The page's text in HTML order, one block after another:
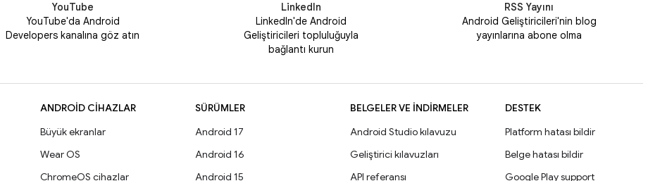
YouTube
YouTube'da Android
Developers kanalına göz atın
LinkedIn
LinkedIn'de Android
Geliştiricileri topluluğuyla
bağlantı kurun
RSS Yayını
Android Geliştiricileri'nin blog
yayınlarına abone olma
ANDROID CIHAZLAR
Büyük ekranlar
Wear OS
ChromeOS cihazlar
SÜRÜMLER
Android 17
Android 16
Android 15
BELGELER VE İNDIRMELER
Android Studio kılavuzu
Geliştirici kılavuzları
API referansı
DESTEK
Platform hatası bildir
Belge hatası bildir
Google Play support